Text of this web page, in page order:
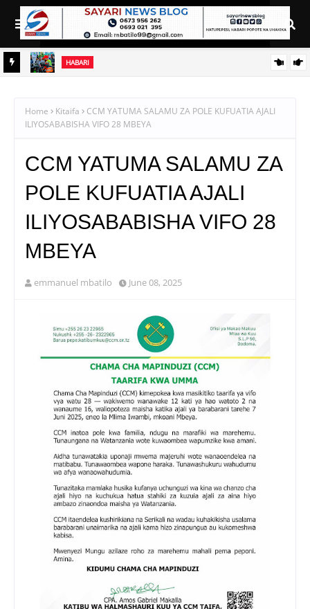
HABARI
Home Kitaifa
CCM YATUMA SALAMU ZA POLE KUFUATIA AJALI
ILIYOSABABISHA VIFO 28 MBEYA
CCM YATUMA SALAMU ZA
POLE KUFUATIA AJALI
ILIYOSABABISHA VIFO 28
MBEYA
emmanuel mbatilo June 08, 2025